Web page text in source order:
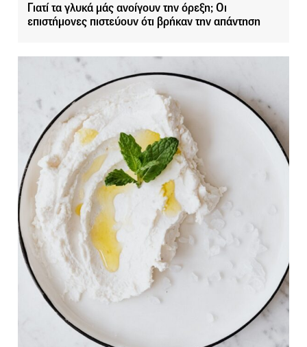
Γιατί τα γλυκά μάς ανοίγουν την όρεξη; Οι
επιστήμονες πιστεύουν ότι βρήκαν την απάντηση